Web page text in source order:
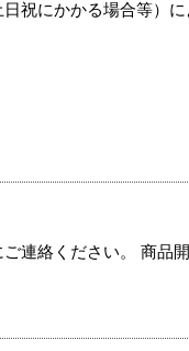
祝にかかる場合等）
連絡ください。 商品